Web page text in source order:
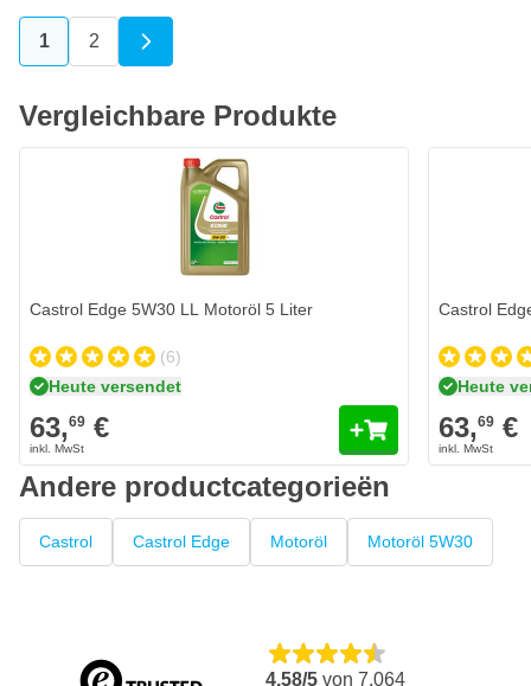
Sie lesen gerade die Seite
1 Seite
2
Vergleichbare Produkte
Castrol Edge 5W30 LL Motoröl 5 Liter
(6)
Heute versendet
63,69 €
Castrol
Heute
63,69 €
Andere productcategorieën
Castrol Castrol Edge Motoröl Motoröl 5W30
4,58/5 von 7.064